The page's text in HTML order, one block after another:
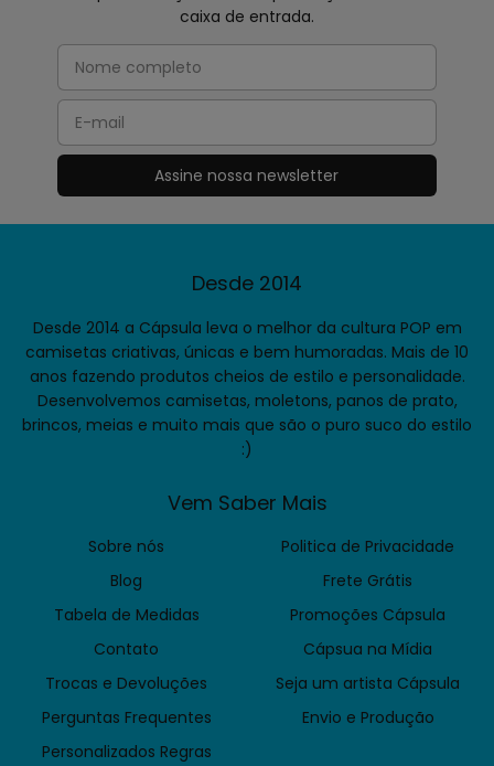
caixa de entrada.
Desde 2014
Desde 2014 a Cápsula leva o melhor da cultura POP em
camisetas criativas, únicas e bem humoradas. Mais de 10
anos fazendo produtos cheios de estilo e personalidade.
Desenvolvemos camisetas, moletons, panos de prato,
brincos, meias e muito mais que são o puro suco do estilo
:)
Vem Saber Mais
Sobre nós
Blog
Tabela de Medidas
Contato
Trocas e Devoluções
Perguntas Frequentes
Personalizados Regras
Politica de Privacidade
Frete Grátis
Promoções Cápsula
Cápsua na Mídia
Seja um artista Cápsula
Envio e Produção